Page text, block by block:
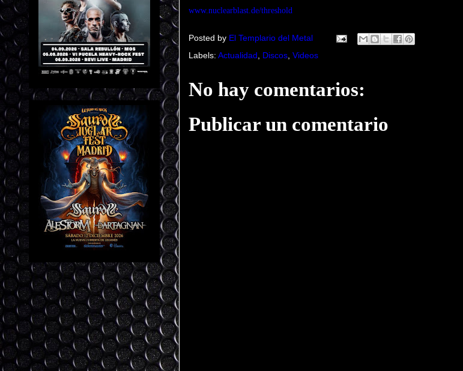
www.nuclearblast.de/threshold
Posted by El Templario del Metal
Labels: Actualidad Discos Videos
No hay comentarios:
Publicar un comentario